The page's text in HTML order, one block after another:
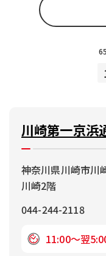
川崎第一京浜
神奈川県川崎市川
川崎2階
044-244-2118
11:00～翌